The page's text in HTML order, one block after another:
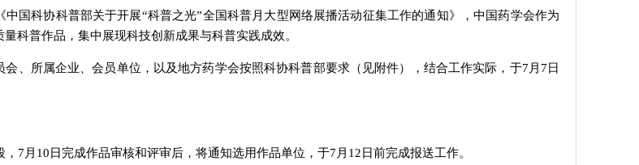
中国科协科普部关于开展“科普之光”全国科普月大型网络展播活动征集工作的通知》，中国药学会作为
科普作品，集中展现科技创新成果与科普实践成效。
、所属企业、会员单位，以及地方药学会按照科协科普部要求（见附件），结合工作实际，于7月7日
7月10日完成作品审核和评审后，将通知选用作品单位，于7月12日前完成报送工作。